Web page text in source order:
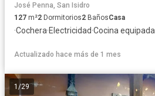
José Penna, San Isidro
127 m²2 Dormitorios2 BañosCasa
·Cochera·Electricidad·Cocina equipada
Actualizado hace más de 1 mes
1 /29